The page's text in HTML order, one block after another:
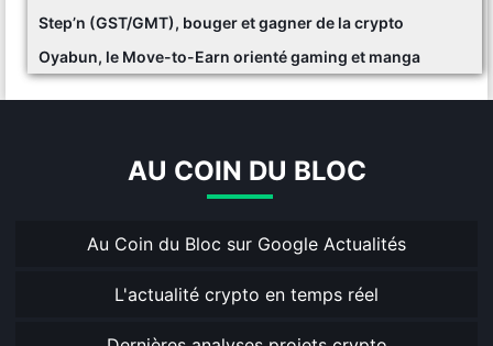
Step’n (GST/GMT), bouger et gagner de la crypto
Oyabun, le Move-to-Earn orienté gaming et manga
AU COIN DU BLOC
Au Coin du Bloc sur Google Actualités
L'actualité crypto en temps réel